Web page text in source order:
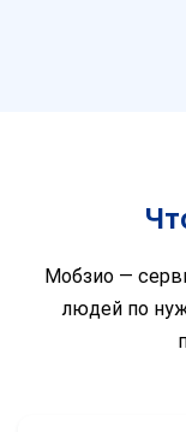
Мобзио —
людей по